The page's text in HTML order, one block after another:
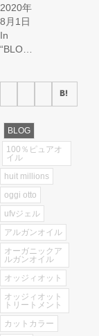
2020年
8月1日
In
BLOG
100％ピュアオ
イル
huit millions
oggi otto
ufvジェル
アルガンオイル
オーガニックア
ルガンオイル
オッジィオット
オッジィオット
トリートメント
カットカラー